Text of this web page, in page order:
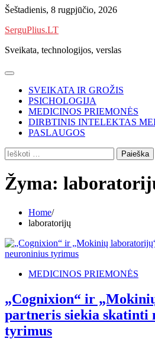
Skip
content
Šeštadienis, 8 rugpjūčio, 2026
SerguPlius.LT
Sveikata, technologijos, verslas
SVEIKATA IR GROŽIS
PSICHOLOGIJA
MEDICINOS PRIEMONĖS
DIRBTINIS INTELEKTAS
PASLAUGOS
Ieškoti:
Žyma:
Home
laboratorijų
MEDICINOS PRIEMONĖS
„Cognixion“ ir
partneris siekia skatinti
tyrimus